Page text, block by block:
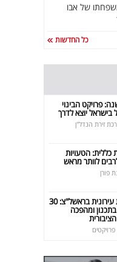
של אבו
כל החדשות
20 שנה: פרויקט הבינוי
בישראל יוצא לדרך
זירת הנדל"ן
כללית: הטעויות
לוותר מראש
פורן
התחדשות עירונית בראשל"צ: 30
ומהפכה